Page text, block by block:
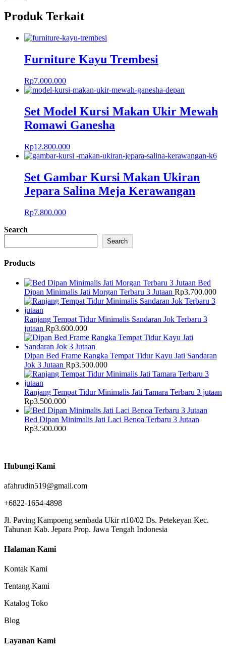
Produk Terkait
Furniture Kayu Trembesi
Rp7.000.000
Set Model Kursi Makan Ukir Mewah
Romawi Ganesha
Rp12.800.000
Set Gambar Kursi Makan Ukiran
Jepara Salina Meja Kerawangan
Rp7.800.000
Search
Search
Products
Bed
Dipan Minimalis Jati Morgan Terbaru 3 Jutaan Rp3.700.000
Ranjang Tempat Tidur Minimalis Sandaran Jok Terbaru 3
jutaan Rp3.600.000
Dipan Bed Frame Rangka Tempat Tidur Kayu Jati Sandaran
Jok 3 Jutaan Rp3.500.000
Ranjang Tempat Tidur Minimalis Jati Tamara Terbaru 3 jutaan
Rp3.500.000
Bed Dipan Minimalis Jati Laci Benoa Terbaru 3 Jutaan
Rp3.500.000
Hubungi Kami
afahrudin519@gmail.com
+6822-1654-4898
Jl. Paving Kampoeng sembada Ukir rt10/02 Ds. Petekeyan Kec.
Tahunan Kab. Jepara Prop. Jawa Tengah Indonesia
Halaman Kami
Kontak Kami
Tentang Kami
Katalog Toko
Blog
Layanan Kami